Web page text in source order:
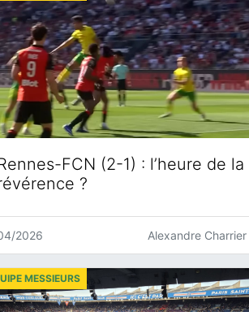
FCN (2-1) : l’heure de la
?
2026 Alexandre Charrier
MESSIEURS